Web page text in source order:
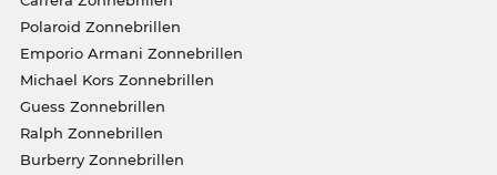
Polaroid Zonnebrillen
Emporio Armani Zonnebrillen
Michael Kors Zonnebrillen
Guess Zonnebrillen
Ralph Zonnebrillen
Burberry Zonnebrillen